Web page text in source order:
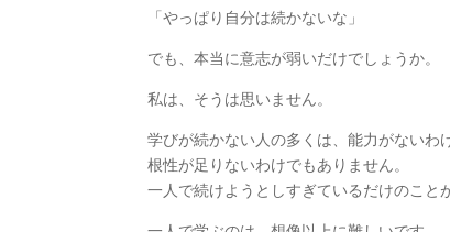
「やっぱり自分は続かないな」
でも、本当に意志が弱いだけでしょうか。
私は、そうは思いません。
学びが続かない人の多くは、能力がないわ
根性が足りないわけでもありません。
一人で続けようとしすぎているだけのこと